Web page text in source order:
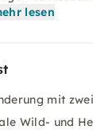
lesen
mit
Wild- und